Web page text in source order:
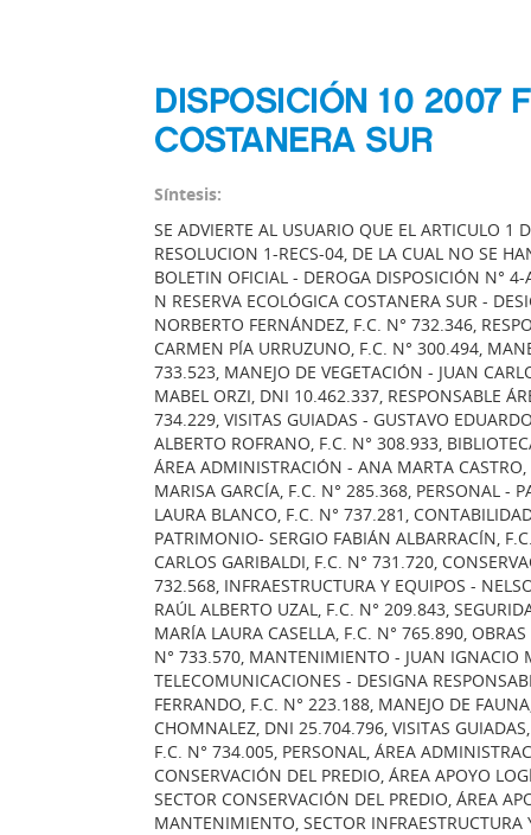
DISPOSICIÓN 10 2007
COSTANERA SUR
Síntesis:
SE ADVIERTE AL USUARIO QUE EL ARTICULO 1
RESOLUCION 1-RECS-04, DE LA CUAL NO SE
BOLETIN OFICIAL - DEROGA DISPOSICIÓN N°
N RESERVA ECOLÓGICA COSTANERA SUR -
NORBERTO FERNÁNDEZ, F.C. N° 732.346,
CARMEN PÍA URRUZUNO, F.C. N° 300.494,
733.523, MANEJO DE VEGETACIÓN - JUAN
MABEL ORZI, DNI 10.462.337, RESPONSABLE
734.229, VISITAS GUIADAS - GUSTAVO
ALBERTO ROFRANO, F.C. N° 308.933,
ÁREA ADMINISTRACIÓN - ANA MARTA
MARISA GARCÍA, F.C. N° 285.368, PERSONAL -
LAURA BLANCO, F.C. N° 737.281,
PATRIMONIO- SERGIO FABIÁN ALBARRACÍN,
CARLOS GARIBALDI, F.C. N° 731.720,
732.568, INFRAESTRUCTURA Y EQUIPOS -
RAÚL ALBERTO UZAL, F.C. N° 209.843,
MARÍA LAURA CASELLA, F.C. N° 765.890,
N° 733.570, MANTENIMIENTO - JUAN IGNACIO
TELECOMUNICACIONES - DESIGNA
FERRANDO, F.C. N° 223.188, MANEJO DE
CHOMNALEZ, DNI 25.704.796, VISITAS
F.C. N° 734.005, PERSONAL, ÁREA
CONSERVACIÓN DEL PREDIO, ÁREA APOYO
SECTOR CONSERVACIÓN DEL PREDIO, ÁREA
MANTENIMIENTO, SECTOR